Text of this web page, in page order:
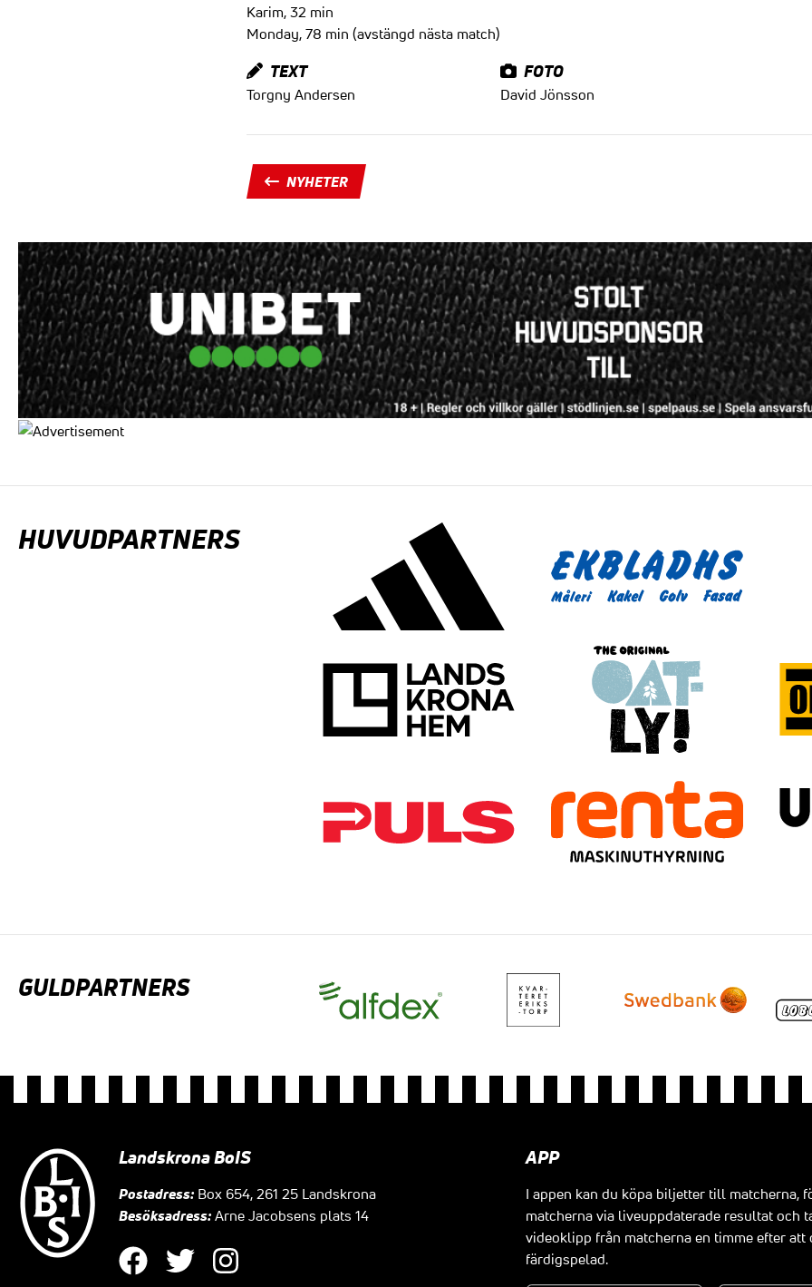
Karim, 32 min
Monday, 78 min (avstängd nästa match)
TEXT
Torgny Andersen
FOTO
David Jönsson
NYHETER
HUVUDPARTNERS
GULDPARTNERS
Landskrona BoIS
Postadress:Box 654, 261 25 Landskrona
Besöksadress:Arne Jacobsens plats 14
APP
I appen kan du köpa biljetter till matcherna,
matcherna via liveuppdaterade resultat och
videoklipp från matcherna en timme efter att
färdigspelad.